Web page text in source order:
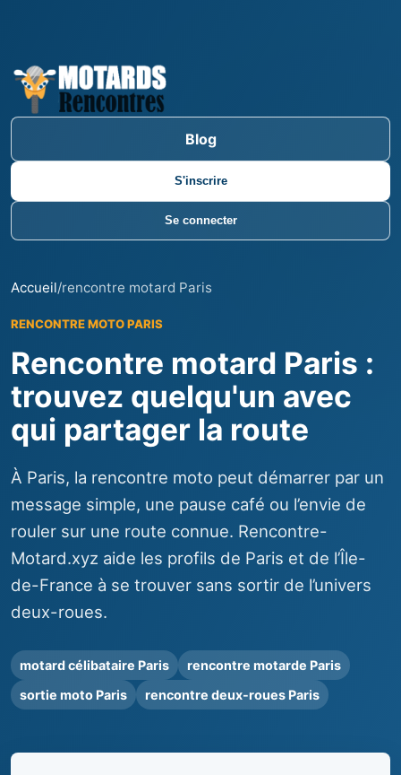
Blog
S'inscrire
Se connecter
Accueil/rencontre motard Paris
RENCONTRE MOTO PARIS
Rencontre motard Paris :
trouvez quelqu'un avec
qui partager la route
À Paris, la rencontre moto peut démarrer par un
message simple, une pause café ou l’envie de
rouler sur une route connue. Rencontre-
Motard.xyz aide les profils de Paris et de l’Île-
de-France à se trouver sans sortir de l’univers
deux-roues.
motard célibataire Paris
rencontre motarde Paris
sortie moto Paris
rencontre deux-roues Paris